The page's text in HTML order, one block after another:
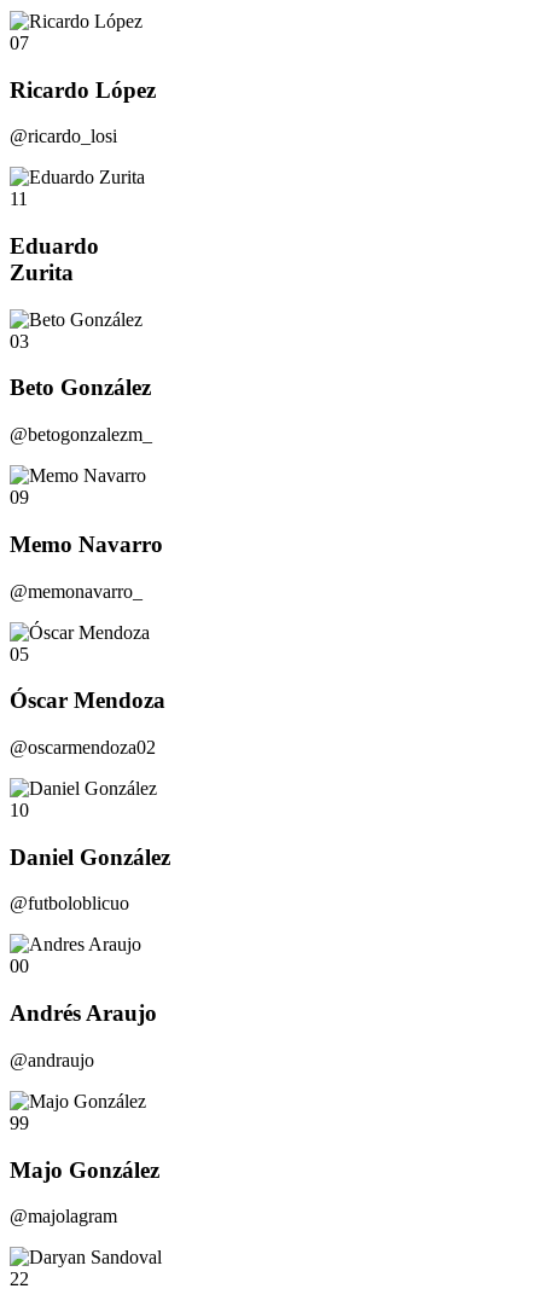
07
Ricardo López
@ricardo_losi
11
Eduardo
Zurita
03
Beto González
@betogonzalezm_
09
Memo Navarro
@memonavarro_
05
Óscar Mendoza
@oscarmendoza02
10
Daniel González
@futboloblicuo
00
Andrés Araujo
@andraujo
99
Majo González
@majolagram
22